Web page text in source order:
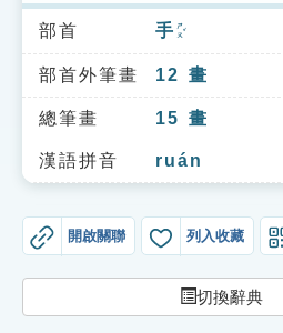
索引選單
知識索引
單字索引
生命大百科索引
遊戲專區
教學應用
部首 手 ㄕㄡˇ
部首外筆畫 12 畫
總筆畫 15 畫
漢語拼音 ruán
開啟關聯 列入收藏
切換辭典